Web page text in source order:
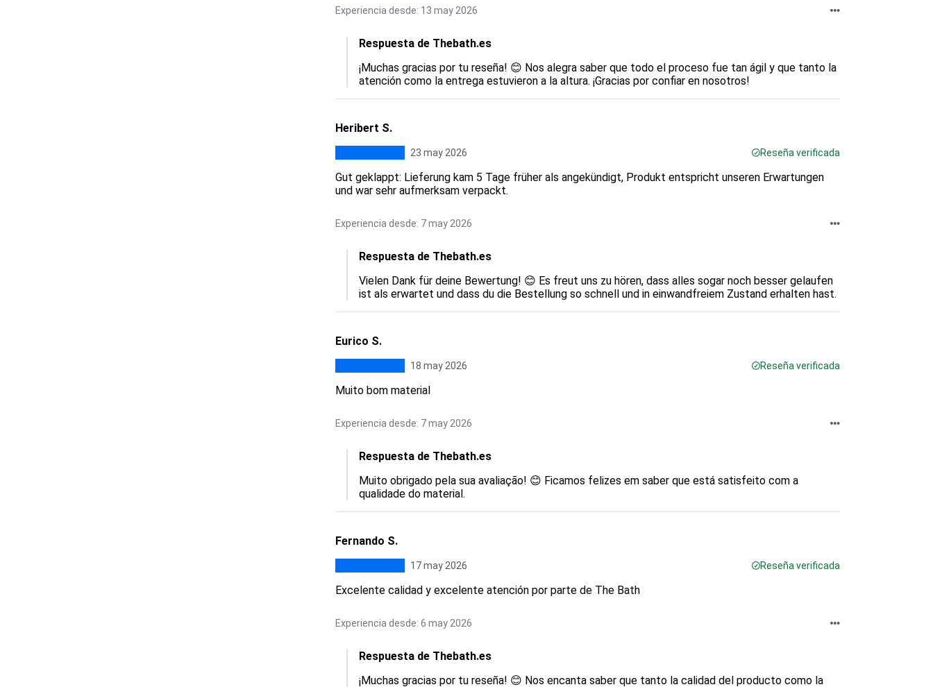
Experiencia desde: 13 may 2026
Respuesta de Thebath.es
¡Muchas gracias por tu reseña! 😊 Nos alegra saber que todo el proceso fue tan ágil y que tanto la
atención como la entrega estuvieron a la altura. ¡Gracias por confiar en nosotros!
Heribert S.
23 may 2026 Reseña verificada
Gut geklappt: Lieferung kam 5 Tage früher als angekündigt, Produkt entspricht unseren Erwartungen
und war sehr aufmerksam verpackt.
Experiencia desde: 7 may 2026
Respuesta de Thebath.es
Vielen Dank für deine Bewertung! 😊 Es freut uns zu hören, dass alles sogar noch besser gelaufen
ist als erwartet und dass du die Bestellung so schnell und in einwandfreiem Zustand erhalten hast.
Eurico S.
18 may 2026 Reseña verificada
Muito bom material
Experiencia desde: 7 may 2026
Respuesta de Thebath.es
Muito obrigado pela sua avaliação! 😊 Ficamos felizes em saber que está satisfeito com a
qualidade do material.
Fernando S.
17 may 2026 Reseña verificada
Excelente calidad y excelente atención por parte de The Bath
Experiencia desde: 6 may 2026
Respuesta de Thebath.es
¡Muchas gracias por tu reseña! 😊 Nos encanta saber que tanto la calidad del producto como la